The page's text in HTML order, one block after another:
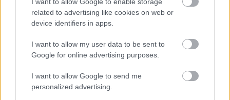
related to advertising like cookies on web or
device identifiers in apps.
I want to allow my user data to be sent to
Google for online advertising purposes.
I want to allow Google to send me
personalized advertising.
esik eldönteni, hogy vajon a Craig által
elmesélt eseményekben parázsló érzelmi
rendezőpárosának tehetsége képvisel
nagyobb értéket. Azt hiszem, a film eme kettő
fődimenziója nagyjából egy szinten lehet.
Mindkettő innovatív, erőteljes és
stílusteremtő.